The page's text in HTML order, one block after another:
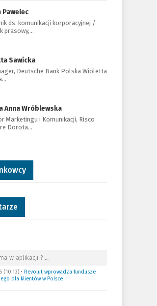
Pawelec
ds. komunikacji korporacyjnej /
prasowy,…
Sawicka
Deutsche Bank Polska Wioletta
Anna Wróblewska
Marketingu i Komunikacji, Risco
Dorota…
w aplikacji ? …
(10:13)• Revolut wprowadza fundusze
dla klientów w Polsce